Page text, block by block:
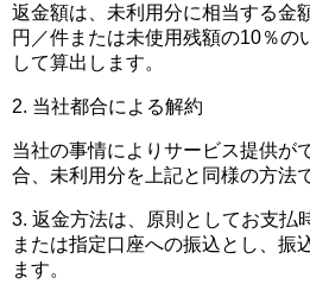
返金額は、未利用分に相当する金
円／件または未使用残額の10％の
して算出します。
2. 当社都合による解約
当社の事情によりサービス提供が
合、未利用分を上記と同様の方法
3. 返金方法は、原則としてお支払
または指定口座への振込とし、振
ます。